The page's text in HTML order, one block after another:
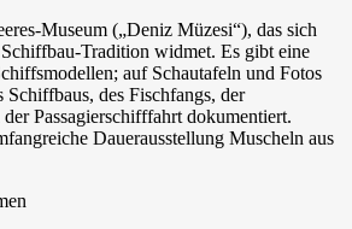
Museum („Deniz Müzesi“), das sich
Tradition widmet. Es gibt eine
auf Schautafeln und Fotos
des Fischfangs, der
Passagierschifffahrt dokumentiert.
Dauerausstellung Muscheln aus